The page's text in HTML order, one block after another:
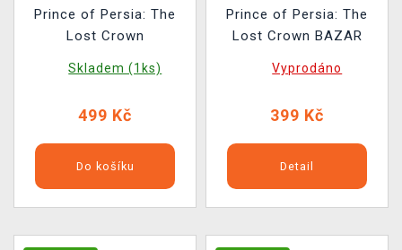
Prince of Persia: The
Lost Crown
Skladem (1ks)
499 Kč
Do košíku
Prince of Persia: The
Lost Crown BAZAR
Vyprodáno
399 Kč
Detail